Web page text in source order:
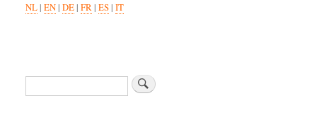
NL| EN| DE| FR| ES| IT
Search